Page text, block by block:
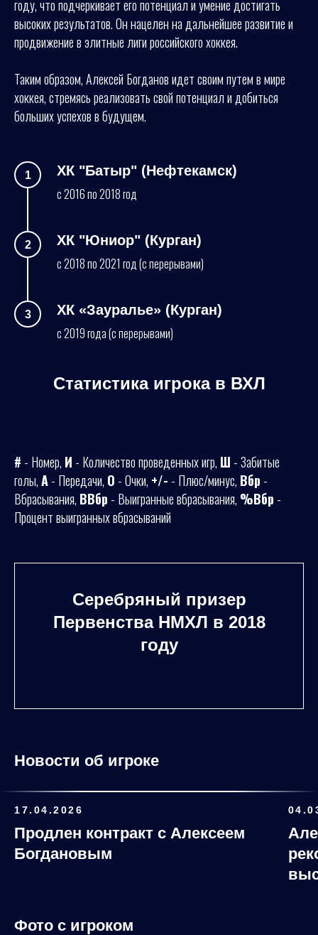
году, что подчеркивает его потенциал и умение достигать
высоких результатов. Он нацелен на дальнейшее развитие и
продвижение в элитные лиги российского хоккея.
Таким образом, Алексей Богданов идет своим путем в мире
хоккея, стремясь реализовать свой потенциал и добиться
больших успехов в будущем.
ХК "Батыр" (Нефтекамск)
с 2016 по 2018 год
ХК "Юниор" (Курган)
с 2018 по 2021 год (с перерывами)
ХК «Зауралье» (Курган)
с 2019 года (с перерывами)
Статистика игрока в ВХЛ
# - Номер, И - Количество проведенных игр, Ш - Забитые
голы,А- Передачи, О - Очки, +/- - Плюс/минус, Вбр -
Вбрасывания, ВВбр - Выигранные вбрасывания, %Вбр -
Процент выигранных вбрасываний
Серебряный призер
Первенства НМХЛ в 2018
году
Новости об игроке
17.04.2026
Продлен контракт с Алексеем
Богдановым
Фото с игроком